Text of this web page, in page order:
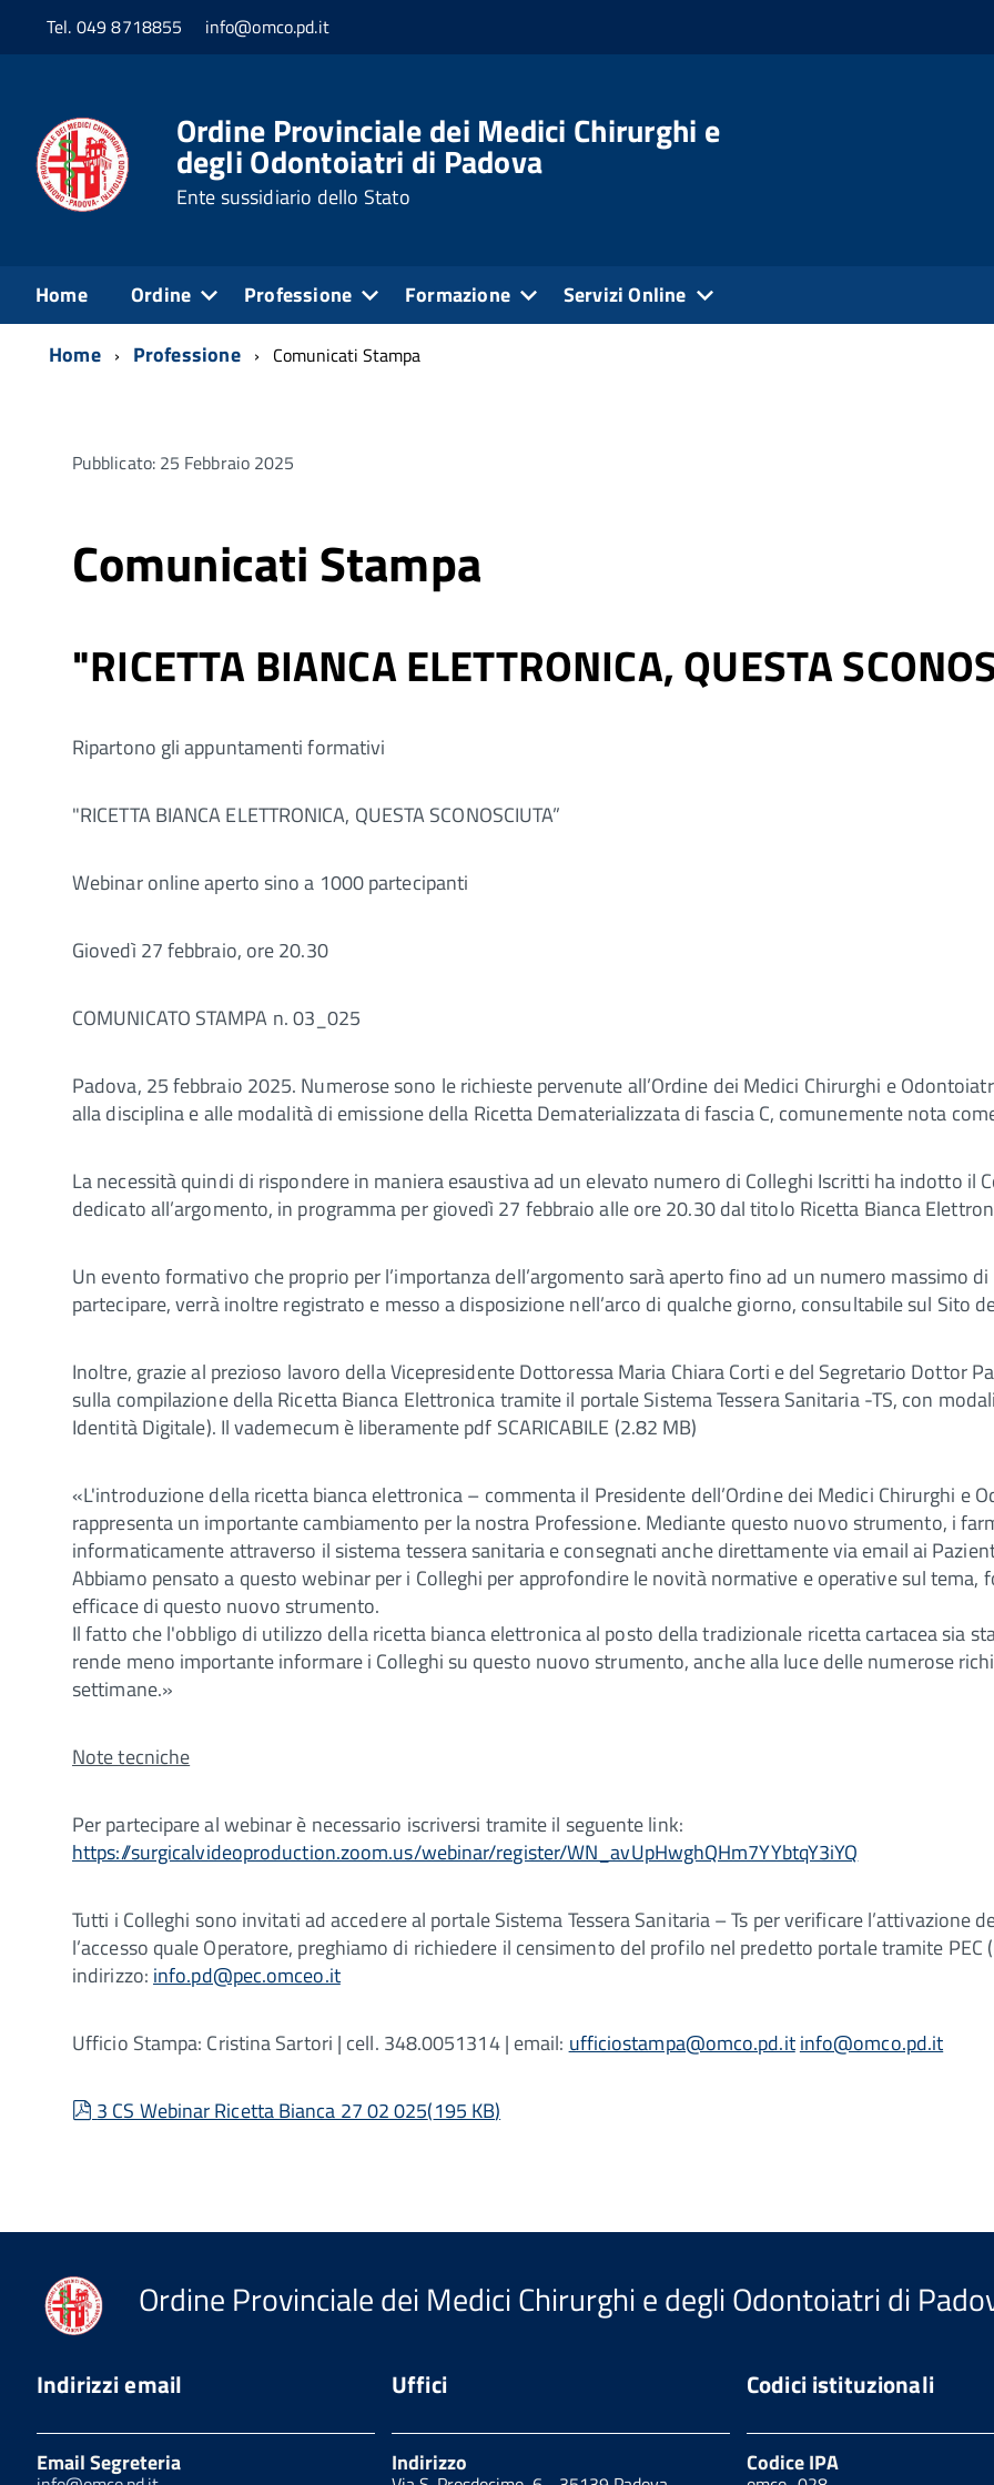
Tel. 049 8718855 info@omco.pd.it
Ordine Provinciale dei Medici Chirurghi e
degli Odontoiatri di Padova
Ente sussidiario dello Stato
Home Ordine Professione Formazione Servizi Online
Home Professione Comunicati Stampa
Pubblicato: 25 Febbraio 2025
Comunicati Stampa
"RICETTA BIANCA ELETTRONICA, QUESTA
Ripartono gli appuntamenti formativi
"RICETTA BIANCA ELETTRONICA, QUESTA SCONOSCIUTA”
Webinar online aperto sino a 1000 partecipanti
Giovedì 27 febbraio, ore 20.30
COMUNICATO STAMPA n. 03_025
Padova, 25 febbraio 2025. Numerose sono le richieste pervenute all’Ordine dei Medici Chirurghi e
alla disciplina e alle modalità di emissione della Ricetta Dematerializzata di fascia C, comunemente nota
La necessità quindi di rispondere in maniera esaustiva ad un elevato numero di Colleghi Iscritti ha indotto il
dedicato all’argomento, in programma per giovedì 27 febbraio alle ore 20.30 dal titolo Ricetta Bianca
Un evento formativo che proprio per l’importanza dell’argomento sarà aperto fino ad un numero massimo
partecipare, verrà inoltre registrato e messo a disposizione nell’arco di qualche giorno, consultabile sul Sito
Inoltre, grazie al prezioso lavoro della Vicepresidente Dottoressa Maria Chiara Corti e del Segretario Dottor
sulla compilazione della Ricetta Bianca Elettronica tramite il portale Sistema Tessera Sanitaria -TS, con
Identità Digitale). Il vademecum è liberamente pdf SCARICABILE (2.82 MB)
«L'introduzione della ricetta bianca elettronica – commenta il Presidente dell’Ordine dei Medici Chirurghi e
rappresenta un importante cambiamento per la nostra Professione. Mediante questo nuovo strumento, i
informaticamente attraverso il sistema tessera sanitaria e consegnati anche direttamente via email ai
Abbiamo pensato a questo webinar per i Colleghi per approfondire le novità normative e operative sul
efficace di questo nuovo strumento.
Il fatto che l'obbligo di utilizzo della ricetta bianca elettronica al posto della tradizionale ricetta cartacea sia
rende meno importante informare i Colleghi su questo nuovo strumento, anche alla luce delle numerose
settimane.»
Note tecniche
Per partecipare al webinar è necessario iscriversi tramite il seguente link:
https://surgicalvideoproduction.zoom.us/webinar/register/WN_avUpHwghQHm7YYbtqY3iYQ
Tutti i Colleghi sono invitati ad accedere al portale Sistema Tessera Sanitaria – Ts per verificare
l’accesso quale Operatore, preghiamo di richiedere il censimento del profilo nel predetto portale tramite
indirizzo: info.pd@pec.omceo.it
Ufficio Stampa: Cristina Sartori | cell. 348.0051314 | email: ufficiostampa@omco.pd.itinfo@omco.pd.it
pdf
3 CS Webinar Ricetta Bianca 27 02 025(195 KB)
Ordine Provinciale dei Medici Chirurghi e degli Odontoiatri di
Indirizzi email
Email Segreteria
Uffici
Indirizzo
Codici istituzionali
Codice IPA